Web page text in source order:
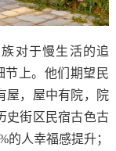
对于慢生活的追
节上。他们期望民
屋，屋中有院，院
史街区民宿古色古
的人幸福感提升；